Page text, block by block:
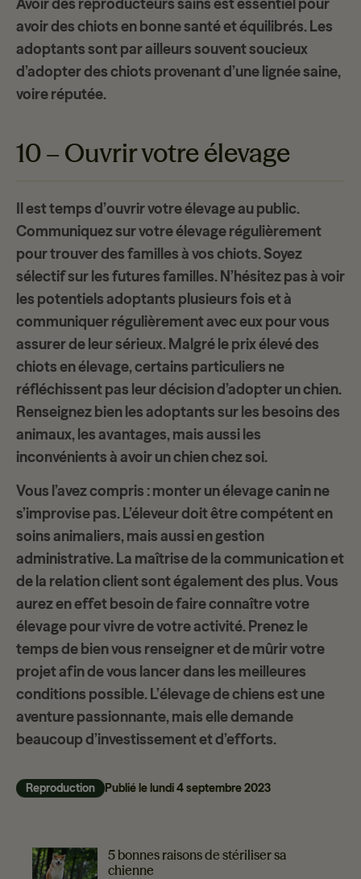
avoir des chiots en bonne santé et équilibrés. Les
adoptants sont par ailleurs souvent soucieux
d’adopter des chiots provenant d’une lignée saine,
voire réputée.
10 – Ouvrir votre élevage
Il est temps d’ouvrir votre élevageau public.
Communiquez sur votre élevage régulièrement
pour trouver des familles à vos chiots. Soyez
sélectifsur les futures familles. N’hésitez pas à voir
les potentiels adoptants plusieurs fois et à
communiquer régulièrement avec eux pour vous
assurer de leur sérieux. Malgré le prix élevé des
chiots en élevage, certains particuliers ne
réfléchissent pas leur décision d’adopter un chien.
Renseignez bien les adoptants sur les besoins des
animaux, les avantages, mais aussi les
inconvénients à avoir un chien chez soi.
Vous l’avez compris :monter un élevage caninne
s’improvise pas. L’éleveur doit être compétent en
soins animaliers, mais aussi en gestion
administrative. La maîtrise de la communication et
de la relation clientsont également des plus. Vous
aurez en effet besoin de faire connaître votre
élevage pour vivre de votre activité. Prenez le
temps de bien vous renseigner et de mûrir votre
projet afin de vous lancer dans les meilleures
conditions possible. L’élevage de chiensest une
aventure passionnante, mais elle demande
beaucoup d’investissement et d’efforts.
Reproduction Publié lelundi 4 septembre 2023
5 bonnes raisons de stériliser sa
chienne